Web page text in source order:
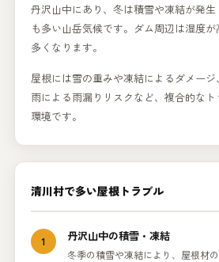
丹沢山中にあり、冬は積雪や凍結が発
も多い山岳気候です。ダム周辺は湿度
多くなります。
屋根には雪の重みや凍結によるダメー
雨による雨漏りリスクなど、複合的な
環境です。
清川村で多い屋根トラブル
1 丹沢山中の積雪・凍結
冬季の積雪や凍結により、屋根材